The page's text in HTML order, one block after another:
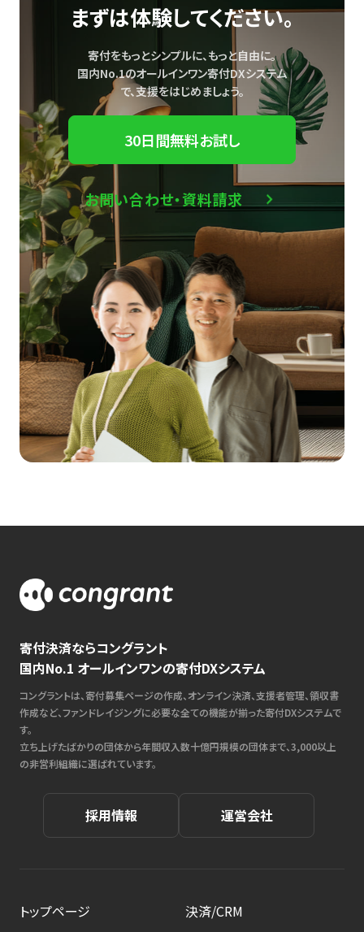
まずは体験してください。
寄付をもっとシンプルに、もっと自由に。
国内No.1のオールインワン寄付DXシステム
で、支援をはじめましょう。
30日間無料お試し
お問い合わせ・資料請求
寄付決済ならコングラント
国内No.1 オールインワンの寄付DXシステム
コングラントは、寄付募集ページの作成、オンライン決済、支援者管理、領収書
作成など、ファンドレイジングに必要な全ての機能が揃った寄付DXシステムで
す。
立ち上げたばかりの団体から年間収入数十億円規模の団体まで、3,000以上
の非営利組織に選ばれています。
採用情報 運営会社
トップページ
決済/CRM